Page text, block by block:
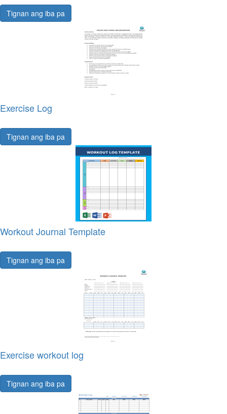
Tignan ang iba pa
Exercise Log
Tignan ang iba pa
Workout Journal Template
Tignan ang iba pa
Exercise workout log
Tignan ang iba pa